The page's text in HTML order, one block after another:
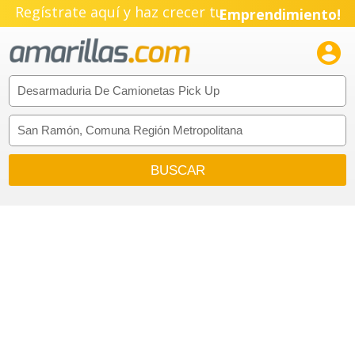
Regístrate aquí y haz crecer tuEmprendimiento!
